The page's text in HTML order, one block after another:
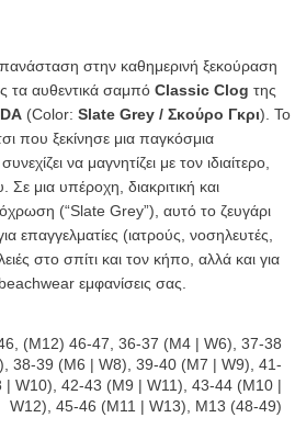
στην καθημερινή ξεκούραση
τα αυθεντικά σαμπό Classic Clog της
(Color: Slate Grey / Σκούρο Γκρι). Το
που ξεκίνησε μια παγκόσμια
να μαγνητίζει με τον ιδιαίτερο,
μια υπέροχη, διακριτική και
(“Slate Grey”), αυτό το ζευγάρι
επαγγελματίες (ιατρούς, νοσηλευτές,
στο σπίτι και τον κήπο, αλλά και για
εμφανίσεις σας.
, (M12) 46-47, 36-37 (M4 | W6), 37-38
, 38-39 (M6 | W8), 39-40 (M7 | W9), 41-
| W10), 42-43 (M9 | W11), 43-44 (M10 |
W12), 45-46 (M11 | W13), M13 (48-49)